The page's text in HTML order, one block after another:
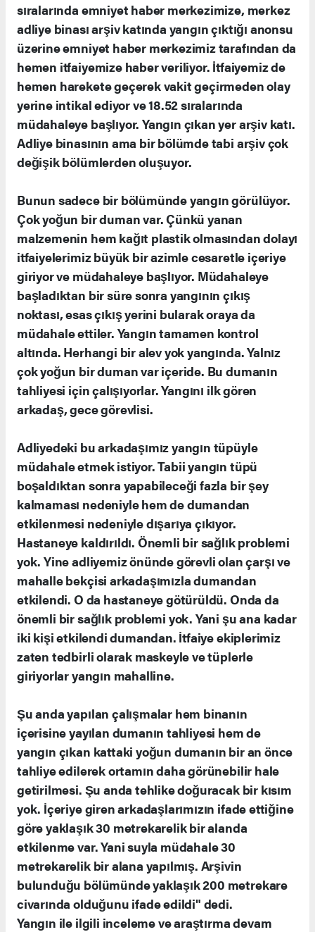
sıralarında emniyet haber merkezimize, merkez
adliye binası arşiv katında yangın çıktığı anonsu
üzerine emniyet haber merkezimiz tarafından da
hemen itfaiyemize haber veriliyor. İtfaiyemiz de
hemen harekete geçerek vakit geçirmeden olay
yerine intikal ediyor ve 18.52 sıralarında
müdahaleye başlıyor. Yangın çıkan yer arşiv katı.
Adliye binasının ama bir bölümde tabi arşiv çok
değişik bölümlerden oluşuyor.
Bunun sadece bir bölümünde yangın görülüyor.
Çok yoğun bir duman var. Çünkü yanan
malzemenin hem kağıt plastik olmasından dolayı
itfaiyelerimiz büyük bir azimle cesaretle içeriye
giriyor ve müdahaleye başlıyor. Müdahaleye
başladıktan bir süre sonra yangının çıkış
noktası, esas çıkış yerini bularak oraya da
müdahale ettiler. Yangın tamamen kontrol
altında. Herhangi bir alev yok yangında. Yalnız
çok yoğun bir duman var içeride. Bu dumanın
tahliyesi için çalışıyorlar. Yangını ilk gören
arkadaş, gece görevlisi.
Adliyedeki bu arkadaşımız yangın tüpüyle
müdahale etmek istiyor. Tabii yangın tüpü
boşaldıktan sonra yapabileceği fazla bir şey
kalmaması nedeniyle hem de dumandan
etkilenmesi nedeniyle dışarıya çıkıyor.
Hastaneye kaldırıldı. Önemli bir sağlık problemi
yok. Yine adliyemiz önünde görevli olan çarşı ve
mahalle bekçisi arkadaşımızla dumandan
etkilendi. O da hastaneye götürüldü. Onda da
önemli bir sağlık problemi yok. Yani şu ana kadar
iki kişi etkilendi dumandan. İtfaiye ekiplerimiz
zaten tedbirli olarak maskeyle ve tüplerle
giriyorlar yangın mahalline.
Şu anda yapılan çalışmalar hem binanın
içerisine yayılan dumanın tahliyesi hem de
yangın çıkan kattaki yoğun dumanın bir an önce
tahliye edilerek ortamın daha görünebilir hale
getirilmesi. Şu anda tehlike doğuracak bir kısım
yok. İçeriye giren arkadaşlarımızın ifade ettiğine
göre yaklaşık 30 metrekarelik bir alanda
etkilenme var. Yani suyla müdahale 30
metrekarelik bir alana yapılmış. Arşivin
bulunduğu bölümünde yaklaşık 200 metrekare
civarında olduğunu ifade edildi" dedi.
Yangın ile ilgili inceleme ve araştırma devam